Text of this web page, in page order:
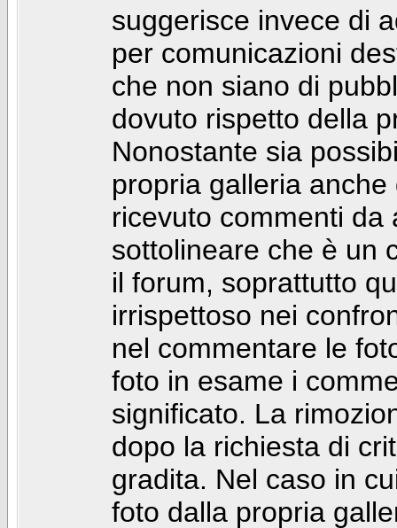
suggerisce invece di
per comunicazioni
che non siano di
dovuto rispetto della
Nonostante sia
propria galleria
ricevuto commenti da
sottolineare che è un
il forum, soprattutto
irrispettoso nei
nel commentare le
foto in esame i
significato. La
dopo la richiesta di
gradita. Nel caso in
foto dalla propria